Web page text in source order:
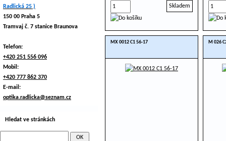
Skladem
MX 0012 C1 56-17 M 026
Radlická 25 )
150 00 Praha 5
Tramvaj č. 7 stanice Braunova
Telefon:
+420 251 556 096
Mobil:
+420 777 862 370
E-mail:
optika.radlicka@seznam.cz
Hledat ve stránkách